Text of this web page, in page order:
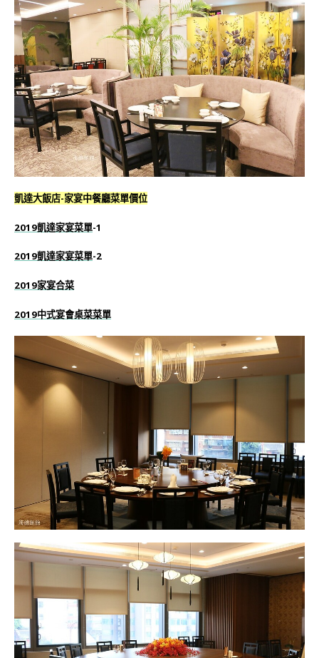
凱達大飯店-家宴中餐廳菜單價位
2019凱達家宴菜單-1
2019凱達家宴菜單-2
2019家宴合菜
2019中式宴會桌菜菜單